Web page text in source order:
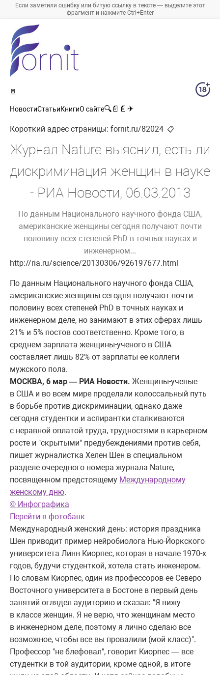
Если заметили ошибку или битую ссылку в тексте — выделите этот
фрагмент и нажмите Ctrl+Enter
🚪
НовостиСтатьиКнигиО сайте🔍 📄 📄 ✈
Короткий адрес страницы: fornit.ru/82024 📋
Журнал Nature выяснил, есть ли
дискриминация женщин в науке
- РИА Новости, 06.03.2013
По данным Национального научного фонда США,
американские женщины сегодня получают почти
половину всех степеней PhD в точных науках и
инженерном...
http://ria.ru/science/20130306/926197677.html
По данным Национального научного фонда США,
американские женщины сегодня получают почти
половину всех степеней PhD в точных науках и
инженерном деле, но занимают в этих сферах лишь
21% и 5% постов соответственно. Кроме того, в
среднем зарплата женщины-ученого в США
составляет лишь 82% от зарплаты ее коллеги
мужского пола.
МОСКВА, 6 мар — РИА Новости. Женщины-ученые
в США и во всем мире проделали колоссальный путь
в борьбе против дискриминации, однако даже
сегодня студентки и аспирантки сталкиваются
с неравной оплатой труда, трудностями в карьерном
росте и "скрытыми" предубеждениями против себя,
пишет журналистка Хелен Шен в специальном
разделе очередного номера журнала Nature,
посвященном предстоящему Международному
женскому дню.
© Инфографика
Перейти в фотобанк
Международный женский день: история праздника
Шен приводит пример нейробиолога Нью-Йоркского
университета Линн Киорпес, которая в начале 1970-х
годов, будучи студенткой, хотела стать инженером.
По словам Киорпес, один из профессоров ее Северо-
Восточного университета в Бостоне в первый день
занятий оглядел аудиторию и сказал: "Я вижу
в классе женщин. Я не верю, что женщинам место
в инженерном деле, поэтому я лично сделаю все
возможное, чтобы все вы провалили (мой класс)".
Профессор "не блефовал", говорит Киорпес — все
студентки в той аудитории, кроме одной, в итоге